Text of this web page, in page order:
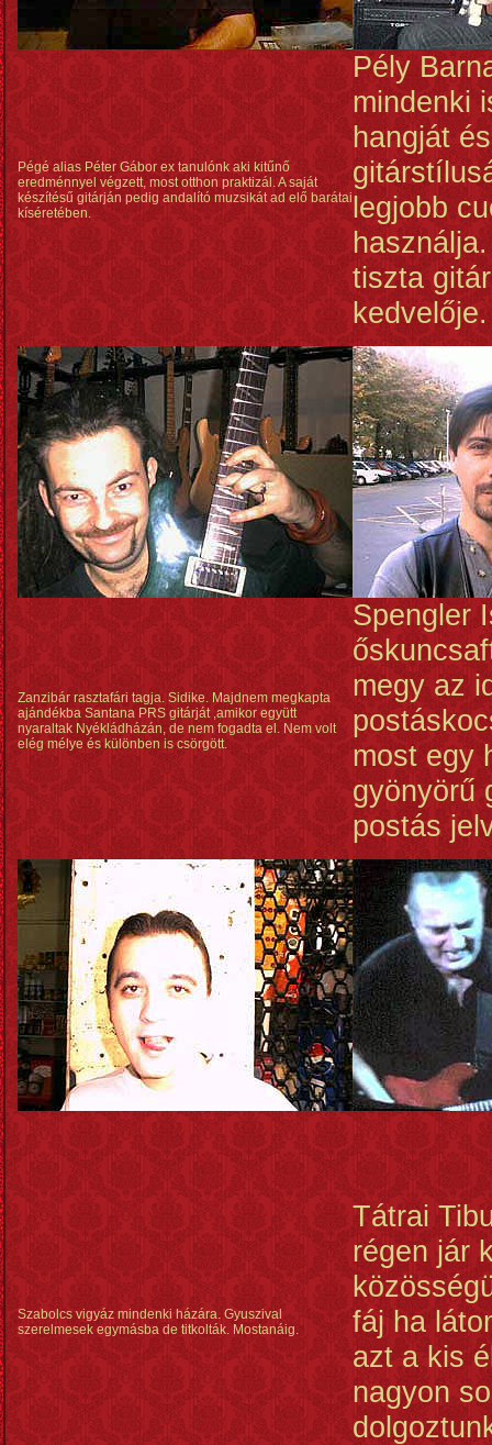
Pégé alias Péter Gábor ex tanulónk aki kitűnő
eredménnyel végzett, most otthon praktizál. A saját
készítésű gitárján pedig andalító muzsikát ad elő barátai
kíséretében.
Pély
mindenki
hangját
legjobb
tiszta
kedvelője.
Zanzibár rasztafári tagja. Sidike. Majdnem megkapta
ajándékba Santana PRS gitárját ,amikor együtt
nyaraltak Nyékládházán, de nem fogadta el. Nem volt
elég mélye és különben is csörgött.
Spengler
megy az
most egy
gyönyörű
postás
Szabolcs vigyáz mindenki házára. Gyuszival
szerelmesek egymásba de titkolták. Mostanáig.
Tátrai
régen jár
fáj ha
azt a kis
nagyon